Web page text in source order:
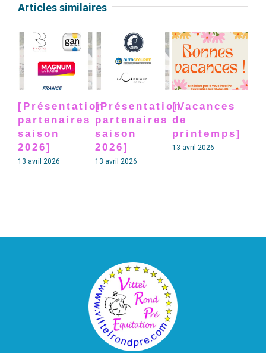
Articles similaires
[Présentation
partenaires
saison
2026]
13 avril 2026
[Présentation
partenaires
saison
2026]
13 avril 2026
[Vacances
de
printemps]
13 avril 2026